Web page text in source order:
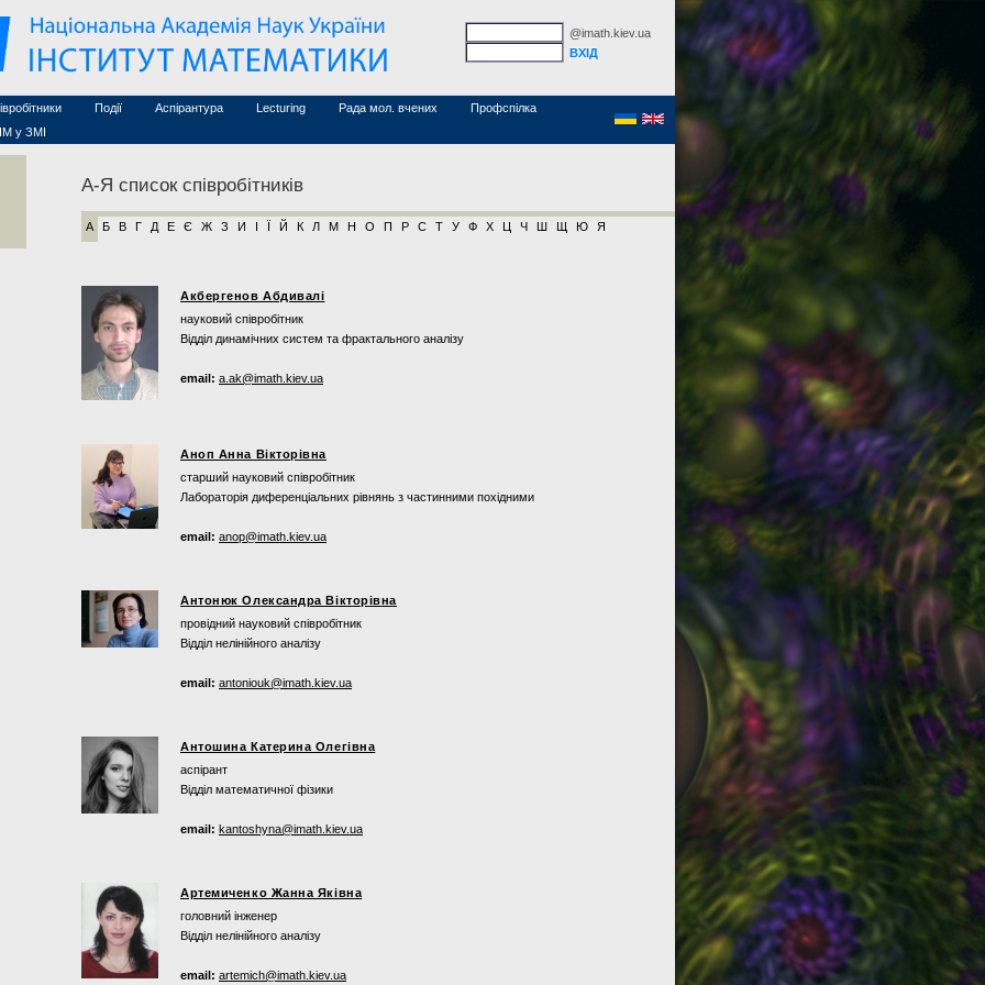
@imath.kiev.ua
дослідники
персонал
Події
Конференції (архів)
Курси з математики
Аспірантура Lecturing Рада мол. вчених
Профспілка
ІМ у ЗМІ
А-Я список співробітників
А Б В Г Д Е Є Ж З И Й К Л М Н О П Р С Т У Ф Х Ч Ю Я
Акбергенов Абдивалі
науковий співробітник
Відділ динамічних систем та фрактального аналізу
email: a.ak@imath.kiev.ua
Аноп Анна Вікторівна
старший науковий співробітник
Лабораторія диференціальних рівнянь з частинними похідними
email: anop@imath.kiev.ua
Антонюк Олександра Вікторівна
провідний науковий співробітник
Відділ нелінійного аналізу
email: antoniouk@imath.kiev.ua
Антошина Катерина Олегівна
аспірант
Відділ математичної фізики
email: kantoshyna@imath.kiev.ua
Артемиченко Жанна Яківна
головний інженер
Відділ нелінійного аналізу
email: artemich@imath.kiev.ua